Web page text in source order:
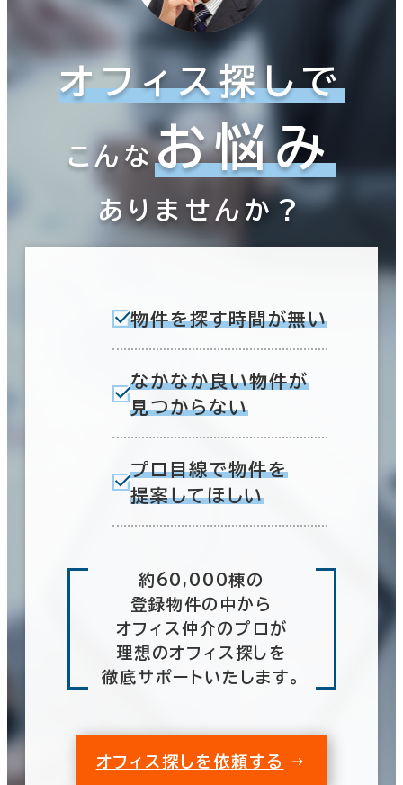
オフィス探しで
こんなお悩み
ありませんか？
物件を探す時間が無い
なかなか良い物件が
見つからない
プロ目線で物件を
提案してほしい
約60,000棟の
登録物件の中から
オフィス仲介のプロが
理想のオフィス探しを
徹底サポートいたします。
オフィス探しを依頼する